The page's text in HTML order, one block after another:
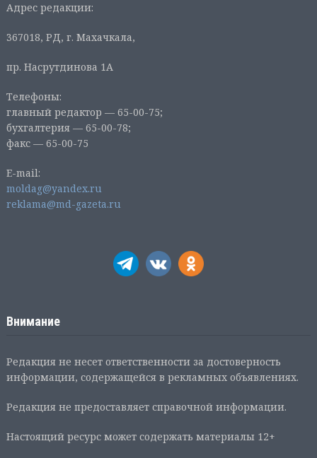
Адрес редакции:
367018, РД, г. Махачкала,
пр. Насрутдинова 1А
Телефоны:
главный редактор — 65-00-75;
бухгалтерия — 65-00-78;
факс — 65-00-75
E-mail:
moldag@yandex.ru
reklama@md-gazeta.ru
Внимание
Редакция не несет ответственности за достоверность
информации, содержащейся в рекламных объявлениях.
Редакция не предоставляет справочной информации.
Настоящий ресурс может содержать материалы 12+